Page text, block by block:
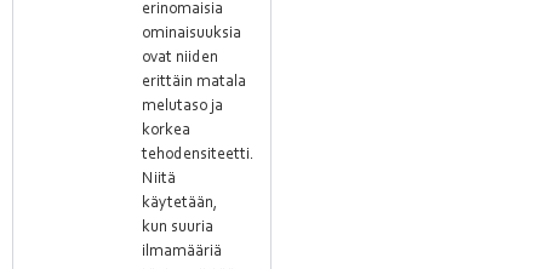
erinomaisia
ominaisuuksia
ovat niiden
erittäin matala
melutaso ja
korkea
tehodensiteetti.
Niitä
käytetään,
kun suuria
ilmamääriä